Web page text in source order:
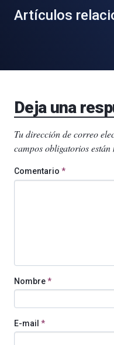
Artículos
Deja una
Tu dirección de correo
campos obligatorios
Comentario *
Nombre*
E-mail *